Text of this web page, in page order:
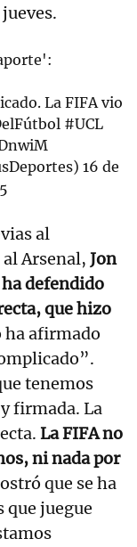
':
La FIFA vio
#UCL
16 de
al
Arsenal, Jon
defendido
que hizo
afirmado
tenemos
firmada. La
La FIFA no
ni nada por
que se ha
que juegue